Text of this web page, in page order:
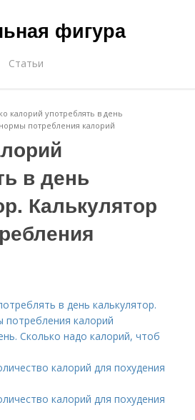
фигура
Статьи
калорий употреблять в день
потребления калорий
в день
Калькулятор
в день калькулятор.
потребления калорий
Сколько надо калорий, чтоб
калорий для похудения
калорий для похудения